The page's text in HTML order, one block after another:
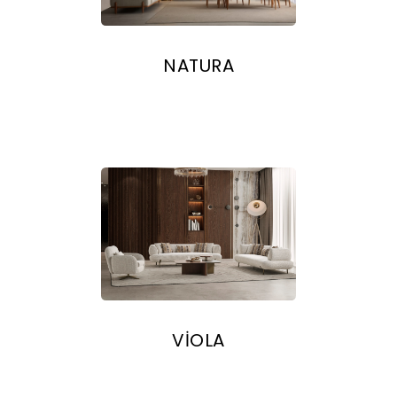
NATURA
VİOLA